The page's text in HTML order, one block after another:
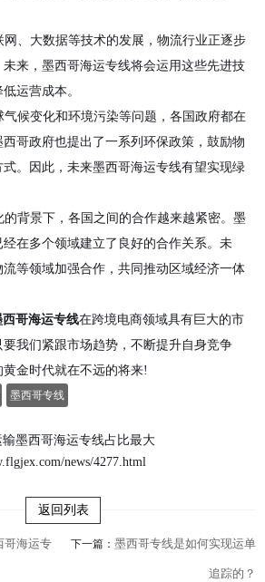
网、大数据等技术的发展，物流行业正逐步
来，墨西哥海运专线将会运用这些先进技
运营成本。
候变化和环境污染等问题，各国政府都在
哥政府也提出了一系列环保政策，鼓励物
。因此，未来墨西哥海运专线有望实现绿
背景下，各国之间的合作越来越紧密。墨
在多个领域建立了良好的合作关系。未
等领域加强合作，共同推动区域经济一体
西哥海运专线在跨境电商领域具有巨大的市
我们紧跟市场趋势，不断提升自身竞争
金时代就在不远的将来!
墨西哥专线
墨西哥海运专线占比最大
news/4277.html
返回列表
哥海运专 下一篇： 墨西哥专线是如何实现运单
追踪的？